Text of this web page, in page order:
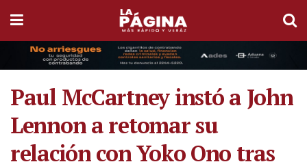
Paul McCartney instó a John
Lennon a retomar su
relación con Yoko Ono tras